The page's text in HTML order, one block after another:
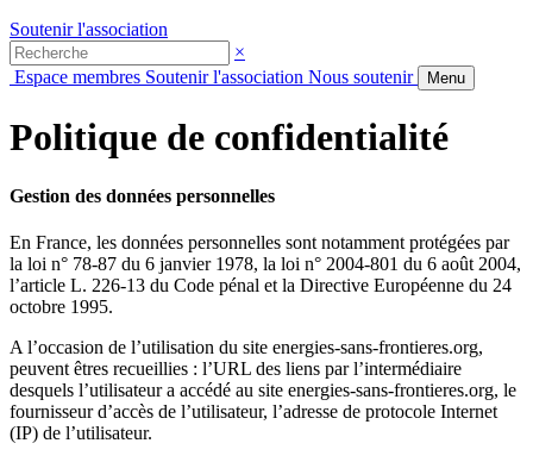
Soutenir l'association
×
Espace membres Soutenir l'association Nous soutenir Menu
Politique de confidentialité
Gestion des données personnelles
En France, les données personnelles sont notamment protégées par
la loi n° 78-87 du 6 janvier 1978, la loi n° 2004-801 du 6 août 2004,
l’article L. 226-13 du Code pénal et la Directive Européenne du 24
octobre 1995.
A l’occasion de l’utilisation du site energies-sans-frontieres.org,
peuvent êtres recueillies : l’URL des liens par l’intermédiaire
desquels l’utilisateur a accédé au site energies-sans-frontieres.org, le
fournisseur d’accès de l’utilisateur, l’adresse de protocole Internet
(IP) de l’utilisateur.